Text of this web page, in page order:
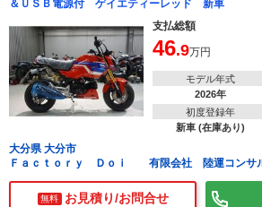
＆ＵＳＢ電源付 ゲイエティーレッド 新車
支払総額
46.9万円
モデル年式
2026年
初度登録年
新車 (在庫あり)
大分県 大分市
Ｆａｃｔｏｒｙ Ｄｏｉ 有限会社 陸運コンサ
無料 お見積り/お問合せ